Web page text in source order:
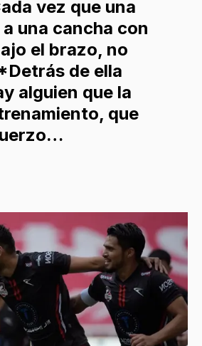
vez que una
una cancha con
el brazo, no
de ella
alguien que la
que